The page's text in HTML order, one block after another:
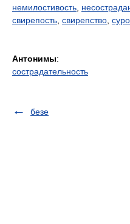
немилостивость
свирепость свирепство
Антонимы:
сострадательность
безе